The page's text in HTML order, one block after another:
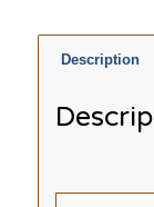
Description